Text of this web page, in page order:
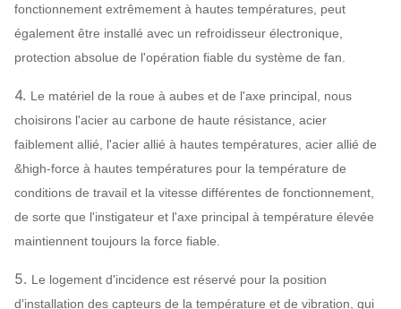
acier 45# (acier de
construction de
carbone), 42CrMo,
acier inoxydable…
Rapport
SÈCHE, SKF, NSK,
ZWZ…
Ventilateur
compensateur de canalisation de silencieux,
Bride d'admission et de débouché,
amortisseur, déclencheur électrique, isolant de
fonctionnement extrêmement à hautes températures, peut
également être installé avec un refroidisseur électronique,
protection absolue de l'opération fiable du système de fan.
4. Le matériel de la roue à aubes et de l'axe principal, nous
choisirons l'acier au carbone de haute résistance, acier
faiblement allié, l'acier allié à hautes températures, acier allié de
&high-force à hautes températures pour la température de
conditions de travail et la vitesse différentes de fonctionnement,
de sorte que l'instigateur et l'axe principal à température élevée
maintiennent toujours la force fiable.
5. Le logement d'incidence est réservé pour la position
d'installation des capteurs de la température et de vibration, qui